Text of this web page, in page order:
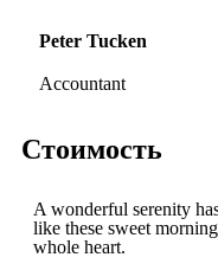
Peter Tucken
Accountant
Стоимость
A wonderful serenity
like these sweet
whole heart.